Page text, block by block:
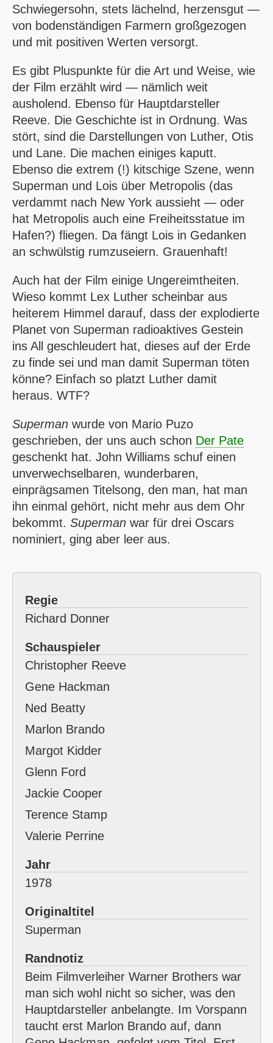
Schwiegersohn, stets lächelnd, herzensgut —
von bodenständigen Farmern großgezogen
und mit positiven Werten versorgt.
Es gibt Pluspunkte für die Art und Weise, wie
der Film erzählt wird — nämlich weit
ausholend. Ebenso für Hauptdarsteller
Reeve. Die Geschichte ist in Ordnung. Was
stört, sind die Darstellungen von Luther, Otis
und Lane. Die machen einiges kaputt.
Ebenso die extrem (!) kitschige Szene, wenn
Superman und Lois über Metropolis (das
verdammt nach New York aussieht — oder
hat Metropolis auch eine Freiheitsstatue im
Hafen?) fliegen. Da fängt Lois in Gedanken
an schwülstig rumzuseiern. Grauenhaft!
Auch hat der Film einige Ungereimtheiten.
Wieso kommt Lex Luther scheinbar aus
heiterem Himmel darauf, dass der explodierte
Planet von Superman radioaktives Gestein
ins All geschleudert hat, dieses auf der Erde
zu finde sei und man damit Superman töten
könne? Einfach so platzt Luther damit
heraus. WTF?
Superman wurde von Mario Puzo
geschrieben, der uns auch schon Der Pate
geschenkt hat. John Williams schuf einen
unverwechselbaren, wunderbaren,
einprägsamen Titelsong, den man, hat man
ihn einmal gehört, nicht mehr aus dem Ohr
bekommt. Superman war für drei Oscars
nominiert, ging aber leer aus.
Regie
Richard Donner
Schauspieler
Christopher Reeve
Gene Hackman
Ned Beatty
Marlon Brando
Margot Kidder
Glenn Ford
Jackie Cooper
Terence Stamp
Valerie Perrine
Jahr
1978
Originaltitel
Superman
Randnotiz
Beim Filmverleiher Warner Brothers war
man sich wohl nicht so sicher, was den
Hauptdarsteller anbelangte. Im Vorspann
taucht erst Marlon Brando auf, dann